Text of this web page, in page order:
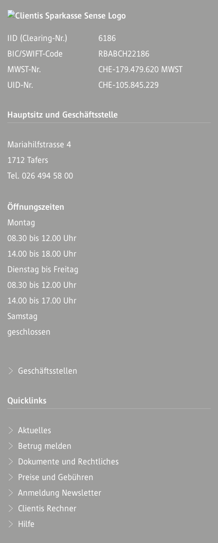
IID (Clearing-Nr.)
6186
BIC/SWIFT-Code
RBABCH22186
MWST-Nr.
CHE-179.479.620 MWST
UID-Nr.
CHE-105.845.229
Hauptsitz und Geschäftsstelle
Mariahilfstrasse 4
1712 Tafers
Tel. 026 494 58 00
Öffnungszeiten
Montag
08.30 bis 12.00 Uhr
14.00 bis 18.00 Uhr
Dienstag bis Freitag
08.30 bis 12.00 Uhr
14.00 bis 17.00 Uhr
Samstag
geschlossen
Geschäftsstellen
Quicklinks
Aktuelles
Betrug melden
Dokumente und Rechtliches
Preise und Gebühren
Anmeldung Newsletter
Clientis Rechner
Hilfe